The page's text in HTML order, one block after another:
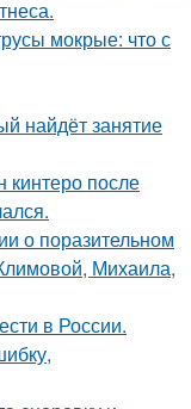
мокрые: что с
найдёт занятие
кинтеро после
о поразительном
Михаила,
в России.